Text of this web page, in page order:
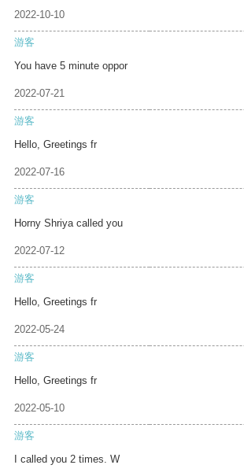
2022-10-10
游客
You have 5 minute oppor
2022-07-21
游客
Hello, Greetings fr
2022-07-16
游客
Horny Shriya called you
2022-07-12
游客
Hello, Greetings fr
2022-05-24
游客
Hello, Greetings fr
2022-05-10
游客
I called you 2 times. W